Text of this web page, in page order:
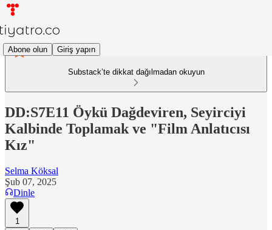
Abone olun Giriş yapın
Substack’te dikkat dağılmadan okuyun
DD:S7E11 Öykü Dağdeviren, Seyirciyi
Kalbinde Toplamak ve "Film Anlatıcısı
Kız"
Selma Köksal
Şub 07, 2025
Dinle
1